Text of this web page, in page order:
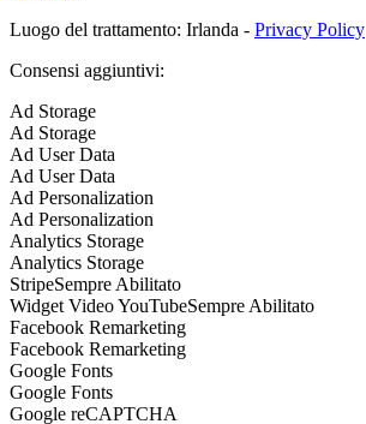
Luogo del trattamento: Irlanda - Privacy Policy
Consensi aggiuntivi:
Ad Storage
Ad Storage
Ad User Data
Ad User Data
Ad Personalization
Ad Personalization
Analytics Storage
Analytics Storage
StripeSempre Abilitato
Widget Video YouTubeSempre Abilitato
Facebook Remarketing
Facebook Remarketing
Google Fonts
Google Fonts
Google reCAPTCHA